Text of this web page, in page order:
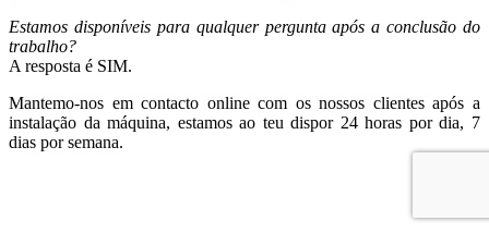
Estamos disponíveis para qualquer pergunta após a conclusão do
trabalho?
A resposta é SIM.
Mantemo-nos em contacto online com os nossos clientes após a
instalação da máquina, estamos ao teu dispor 24 horas por dia, 7
dias por semana.